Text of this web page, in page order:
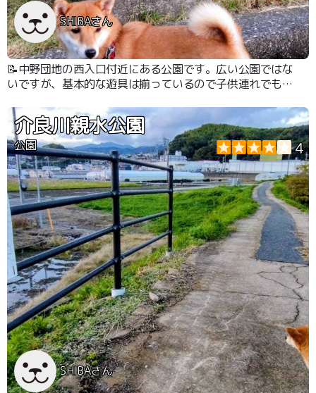
SHIBAさん
📝中野団地の西入口付近にある公園です。広い公園ではな
いですが、基本的な遊具は揃っているので子供連れでも楽
介良川親水公園
公園 4
SHIBAさん